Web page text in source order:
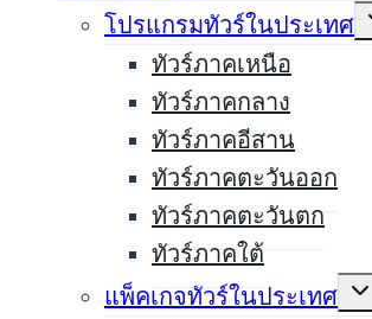
โปรแกรมทัวร์ในประเทศ
ทัวร์ภาคเหนือ
ทัวร์ภาคกลาง
ทัวร์ภาคอีสาน
ทัวร์ภาคตะวันออก
ทัวร์ภาคตะวันตก
ทัวร์ภาคใต้
แพ็คเกจทัวร์ในประเทศ
child